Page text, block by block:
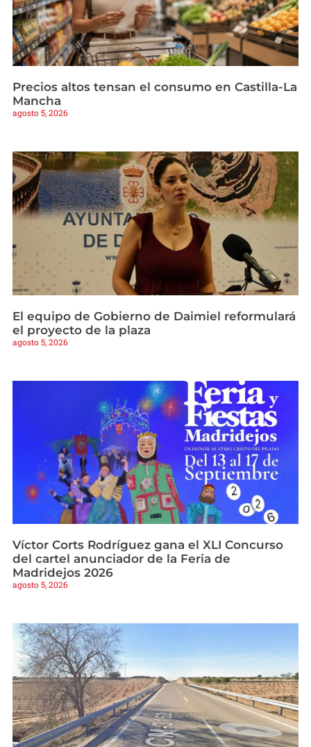
Precios altos tensan el consumo en Castilla-La
Mancha
agosto 5, 2026
El equipo de Gobierno de Daimiel reformulará
el proyecto de la plaza
agosto 5, 2026
Víctor Corts Rodríguez gana el XLI Concurso
del cartel anunciador de la Feria de
Madridejos 2026
agosto 5, 2026